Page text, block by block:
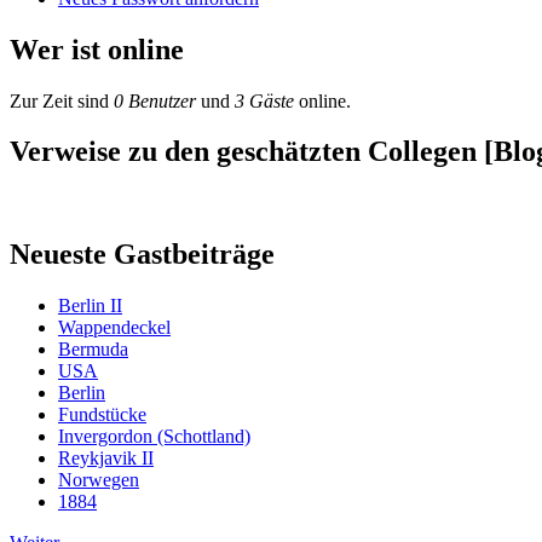
Wer ist online
Zur Zeit sind 0 Benutzerund 3 Gäste online.
Verweise zu den geschätzten Collegen
Neueste Gastbeiträge
Berlin II
Wappendeckel
Bermuda
USA
Berlin
Fundstücke
Invergordon (Schottland)
Reykjavik II
Norwegen
1884